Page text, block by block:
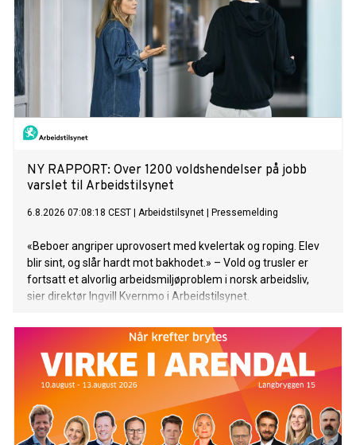
NY RAPPORT: Over 1200 voldshendelser på jobb
varslet til Arbeidstilsynet
6.8.2026 07:08:18 CEST Arbeidstilsynet Pressemelding
«Beboer angriper uprovosert med kvelertak og roping. Elev
blir sint, og slår hardt mot bakhodet.» – Vold og trusler er
fortsatt et alvorlig arbeidsmiljøproblem i norsk arbeidsliv,
sier direktør Ingvill Kvernmo i Arbeidstilsynet.